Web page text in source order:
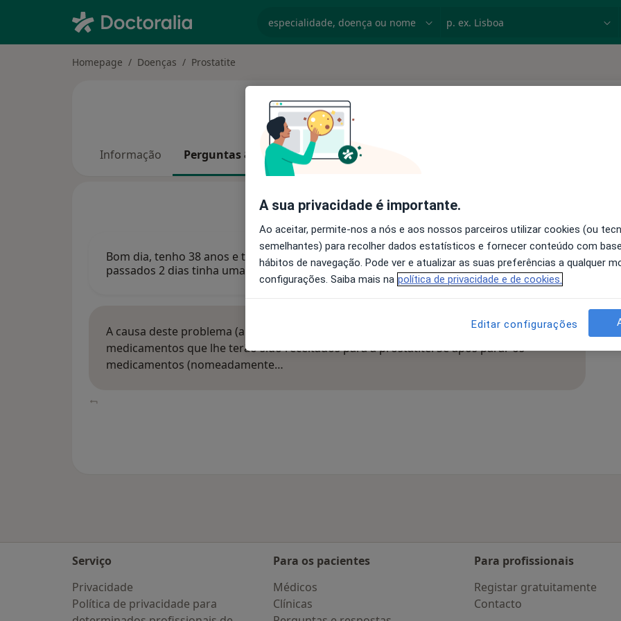
Homepage Doenças Prostatite
Informação Perguntas & Respostas
Bom dia, tenho 38 anos e tenho diagnosticada uma prostatite cronica à ja algum tempo. Fui
passados 2 dias tinha uma grande infecção urinária com…
A causa deste problema (anejaculação) estará provavelmente relacionada com os
medicamentos que lhe terão sido receitados para a prostatite. Se após parar os
medicamentos (nomeadamente…
Serviço
Privacidade
Política de privacidade para
Para os pacientes
Médicos
Clínicas
Para profissionais
Registar gratuitamente
Contacto
A sua privacidade é importante.
Ao aceitar, permite-nos a nós e aos nossos parceiros utilizar cookies (ou
semelhantes) para recolher dados estatísticos e fornecer conteúdo com
hábitos de navegação. Pode ver e atualizar as suas preferências a qualquer
configurações. Saiba mais na política de privacidade e de cookies.
Editar configurações